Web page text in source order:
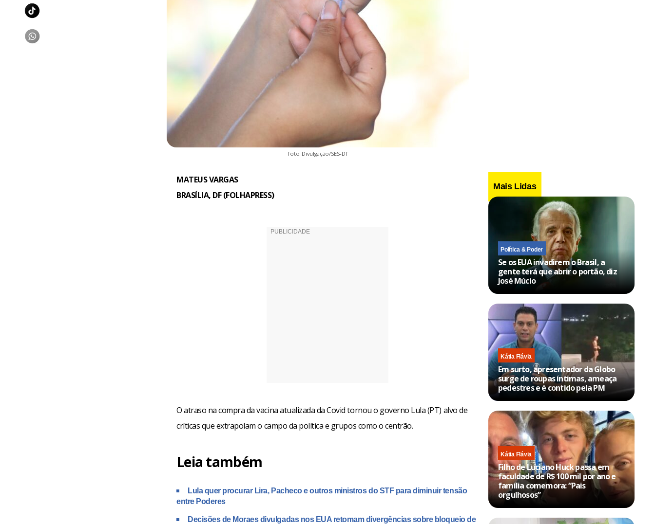
Foto: Divulgação/SES-DF
MATEUS VARGAS
BRASÍLIA, DF (FOLHAPRESS)
O atraso na compra da vacina atualizada da Covid tornou o governo Lula (PT) alvo de
críticas que extrapolam o campo da política e grupos como o centrão.
Leia também
Lula quer procurar Lira, Pacheco e outros ministros do STF para diminuir tensão
entre Poderes
Decisões de Moraes divulgadas nos EUA retomam divergências sobre bloqueio de
Mais Lidas
Política & Poder
Se os EUA invadirem o Brasil, a
gente terá que abrir o portão, diz
José Múcio
Kátia Flávia
Em surto, apresentador da Globo
surge de roupas íntimas, ameaça
pedestres e é contido pela PM
Kátia Flávia
Filho de Luciano Huck passa em
faculdade de R$ 100 mil por ano e
família comemora: “Pais
orgulhosos”